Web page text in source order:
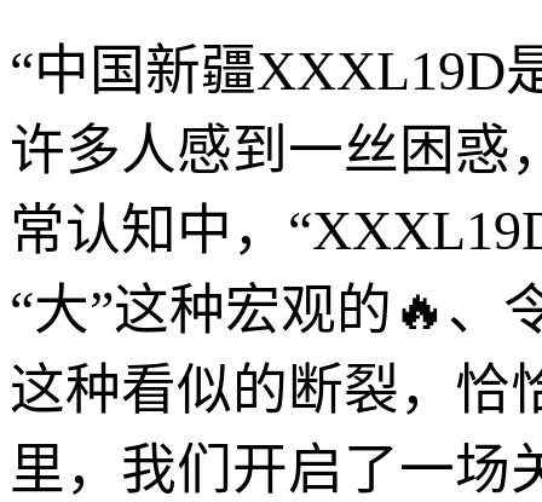
“中国新疆XXXL19D
许多人感到一丝困惑
常认知中，
“大”这种宏观的🔥、
这种看似的断裂，恰
里，我们开启了一场